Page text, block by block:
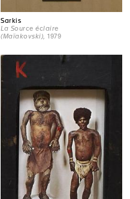
Sarkis
La Source éclaire
(Maïakovski) , 1979